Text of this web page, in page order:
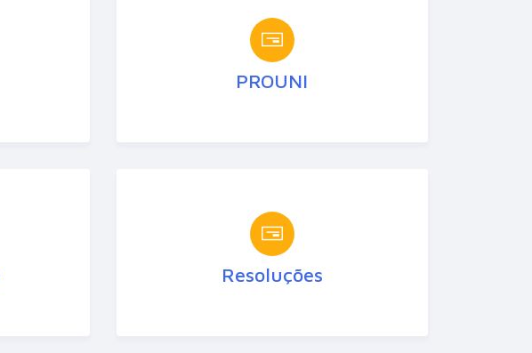
PROUNI
Resoluções